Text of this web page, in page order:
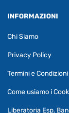
INFORMAZIONI
Chi Siamo
Privacy Policy
Termini e Condizioni
Come usiamo i
Liberatoria Esp,